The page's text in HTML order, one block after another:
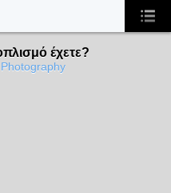
έχετε?